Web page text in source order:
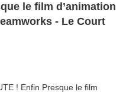
le film d’animation
- Le Court